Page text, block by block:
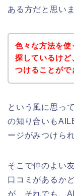
ある方だと思い
色々な方法を
探しているけ
つけることがで
という風に思っ
の知り合いも
ージがみつけら
そこで仲のよい
口コミがあるか
が、それでも、